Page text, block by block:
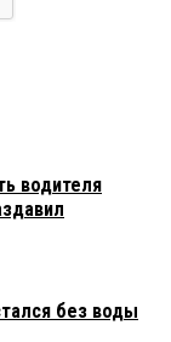
водителя
без воды